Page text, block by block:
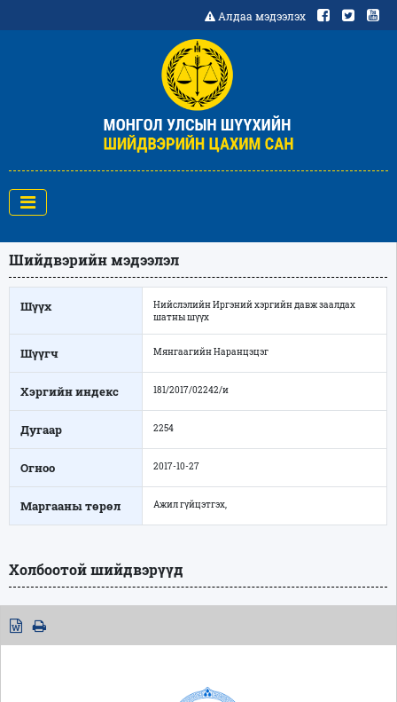
Алдаа мэдээлэх
Шийдвэрийн мэдээлэл
Шүүх
Нийслэлийн Иргэний хэргийн давж заалдах
шатны шүүх
Шүүгч Мянгаагийн Наранцэцэг
Хэргийн индекс 181/2017/02242/и
Дугаар 2254
Огноо 2017-10-27
Маргааны төрөл Ажил гүйцэтгэх,
Холбоотой шийдвэрүүд